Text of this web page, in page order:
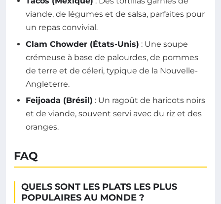
viande, de légumes et de salsa, parfaites pour
un repas convivial.
Clam Chowder (États-Unis) : Une soupe
crémeuse à base de palourdes, de pommes
de terre et de céleri, typique de la Nouvelle-
Angleterre.
Feijoada (Brésil) : Un ragoût de haricots noirs
et de viande, souvent servi avec du riz et des
oranges.
FAQ
QUELS SONT LES PLATS LES PLUS
POPULAIRES AU MONDE ?